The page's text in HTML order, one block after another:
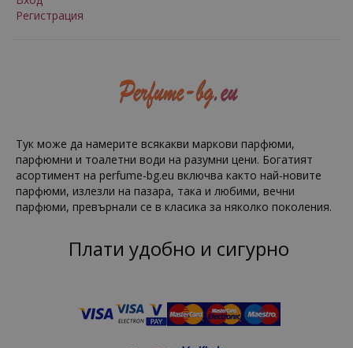
Регистрация
Тук може да намерите всякакви маркови парфюми,
парфюмни и тоалетни води на разумни цени. Богатият
асортимент на perfume-bg.eu включва както най-новите
парфюми, излезли на пазара, така и любими, вечни
парфюми, превърнали се в класика за няколко поколения.
Плати удобно и сигурно